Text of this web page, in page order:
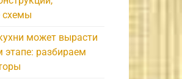
схемы
может вырасти
разбираем